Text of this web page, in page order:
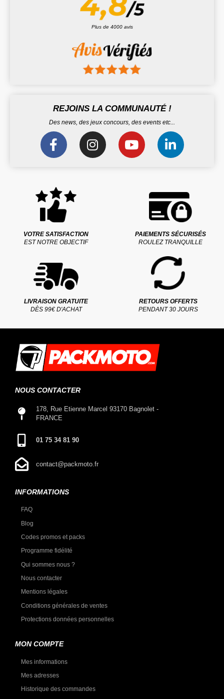
Plus de 4000 avis
REJOINS LA COMMUNAUTÉ !
Des news, des jeux concours, des events etc...
VOTRE SATISFACTION
EST NOTRE OBJECTIF
PAIEMENTS SÉCURISÉS
ROULEZ TRANQUILLE
LIVRAISON GRATUITE
DÈS 99€ D'ACHAT
RETOURS OFFERTS
PENDANT 30 JOURS
NOUS CONTACTER
178, Rue Etienne Marcel 93170 Bagnolet -
FRANCE
01 75 34 81 90
contact@packmoto.fr
INFORMATIONS
FAQ
Blog
Codes promos et packs
Programme fidélité
Qui sommes nous ?
Nous contacter
Mentions légales
Conditions générales de ventes
Protections données personnelles
MON COMPTE
Mes informations
Mes adresses
Historique des commandes